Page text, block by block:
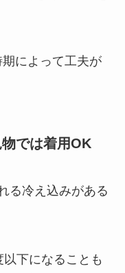
によって工夫が
では着用OK
る冷え込みがある
下になることも